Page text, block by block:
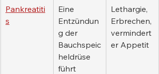
Pankreatiti
s
Eine
Entzündun
g der
Bauchspeic
heldrüse
führt
Lethargie,
Erbrechen,
vermindert
er Appetit